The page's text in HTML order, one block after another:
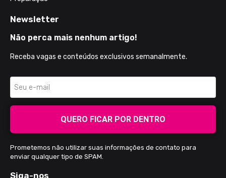
Newsletter
Não perca mais nenhum artigo!
Receba vagas e conteúdos exclusivos semanalmente.
QUERO FICAR POR DENTRO
Prometemos não utilizar suas informações de contato para
enviar qualquer tipo de SPAM.
Siga-nos